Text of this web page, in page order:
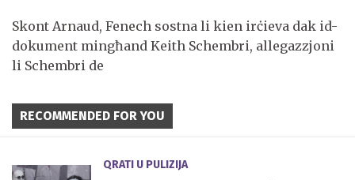
Skont Arnaud, Fenech sostna li kien irċieva dak id-
dokument mingħand Keith Schembri, allegazzjoni
li Schembri de
RECOMMENDED FOR YOU
QRATI U PULIZIJA